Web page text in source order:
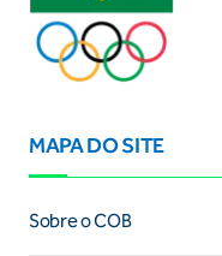
MAPA DO SITE
Sobre o COB